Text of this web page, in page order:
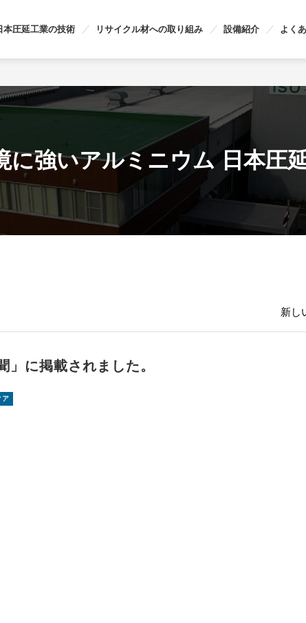
本圧延工業の技術 リサイクル材への取り組み 設備紹介 よく
に強いアルミニウム 日本圧
新し
」に掲載されました。
ア